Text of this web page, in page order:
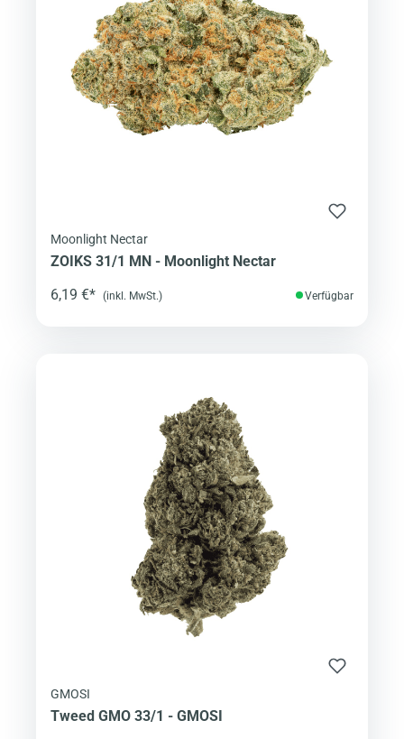
Moonlight Nectar
ZOIKS 31/1 MN - Moonlight Nectar
6,19 €* (inkl. MwSt.) Verfügbar
GMOSI
Tweed GMO 33/1 - GMOSI